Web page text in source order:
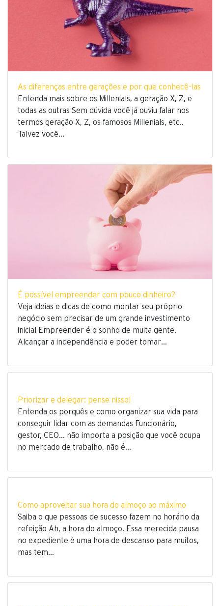
As diferenças entre gerações e por que conhecê-las
Entenda mais sobre os Millenials, a geração X, Z, e
todas as outras Sem dúvida você já ouviu falar nos
termos geração X, Z, os famosos Millenials, etc..
Talvez você…
É possível empreender com pouco dinheiro?
Veja ideias e dicas de como montar seu próprio
negócio sem precisar de um grande investimento
inicial Empreender é o sonho de muita gente.
Alcançar a independência e poder tomar…
Priorizar e delegar: pense nisso!
Entenda os porquês e como organizar sua vida para
conseguir lidar com as demandas Funcionário,
gestor, CEO… não importa a posição que você ocupa
no mercado de trabalho, não é…
Como aproveitar sua hora do almoço ao máximo
Saiba o que pessoas de sucesso fazem no horário da
refeição Ah, a hora do almoço. Essa merecida pausa
no expediente é uma hora de descanso para muitos,
mas tem…